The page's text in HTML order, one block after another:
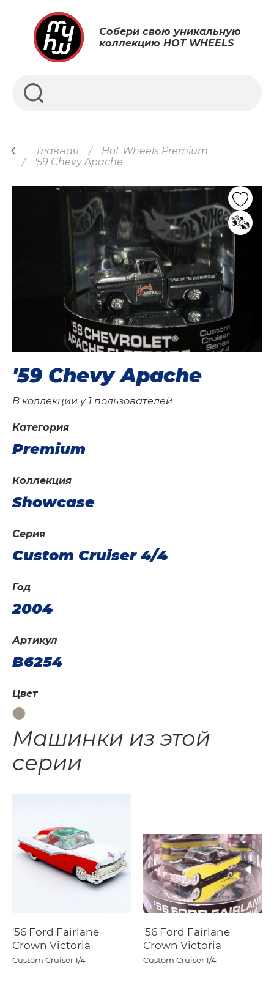
Собери свою уникальную
коллекцию HOT WHEELS
Главная
Hot Wheels Premium
'59 Chevy Apache
'59 Chevy Apache
В коллекции у 1 пользователей
Категория
Premium
Год
2004
Коллекция
Showcase
Артикул
B6254
Серия
Custom Cruiser 4/4
Цвет
Машинки из этой
серии
'56 Ford Fairlane
Crown Victoria
Custom Cruiser1/4
'56 Ford Fairlane
Crown Victoria
Custom Cruiser1/4